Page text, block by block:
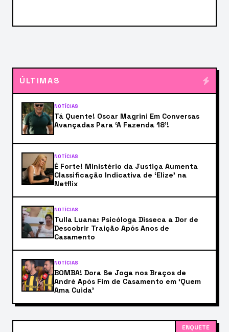
ÚLTIMAS
NOTÍCIAS
Tá Quente! Oscar Magrini Em Conversas
Avançadas Para ‘A Fazenda 18’!
NOTÍCIAS
É Forte! Ministério da Justiça Aumenta
Classificação Indicativa de ‘Elize’ na
Netflix
NOTÍCIAS
Tulla Luana: Psicóloga Disseca a Dor de
Descobrir Traição Após Anos de
Casamento
NOTÍCIAS
BOMBA! Dora Se Joga nos Braços de
André Após Fim de Casamento em ‘Quem
Ama Cuida’
ENQUETE